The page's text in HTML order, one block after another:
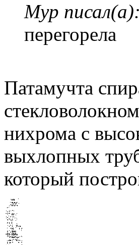
Myp писал(а):
перегорела
Патамучта
нихрома с
выхлопных
который